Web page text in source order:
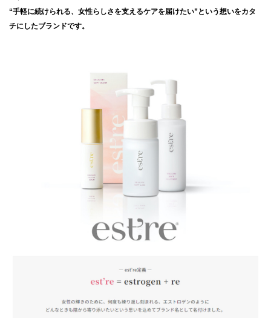
“手軽に続けられる、女性らしさを支えるケアを届けたい”という想いをカタ
チにしたブランドです。